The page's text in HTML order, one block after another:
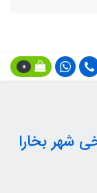
0
شهر بخارا